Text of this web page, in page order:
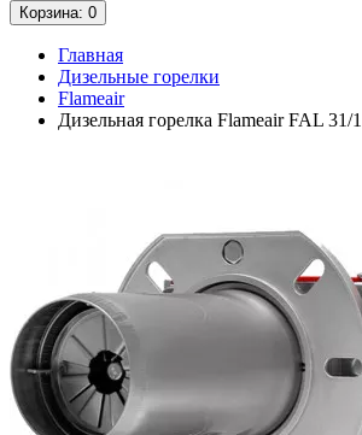
Корзина: 0
Главная
Дизельные горелки
Flameair
Дизельная горелка Flameair FAL 31/1